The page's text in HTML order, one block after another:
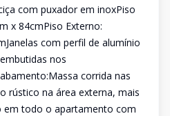
com puxador em inoxPiso
x 84cmPiso Externo:
com perfil de alumínio
nos
corrida nas
rústico na área externa, mais
em todo o apartamento com